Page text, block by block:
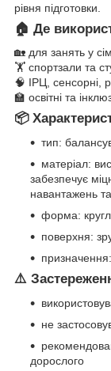
рівня підготовки.
🏠 Де
🏡 для занять у
🏋️ спортзали та
🧠 ІРЦ, сенсорні,
🏫 освітні та
📦
тип:
матеріал:
забезпечує
навантажень
форма:
поверхня:
⚠️
не
дорослого